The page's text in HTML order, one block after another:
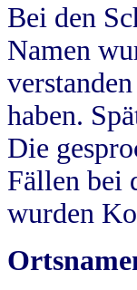
Bei den
Namen
haben.
Die
Fällen bei
wurden